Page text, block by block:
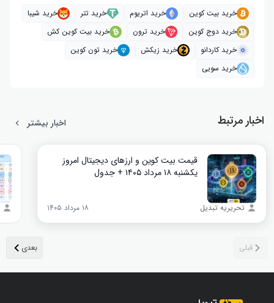
خرید بیت کوین خرید اتریوم خرید تتر
خرید شیبا
خرید دوج کوین
خرید ترون
خرید بیت کوین کش
خرید کاردانو
خرید زیکش
خرید تون کوین
خرید سویی
اخبار مرتبط اخبار بیشتر
قیمت بیت کوین و ارز‌های دیجیتال امروز
یکشنبه ۱۸ مرداد ۱۴۰۵ + جدول
تحریریه تبدیل ۱۸ مرداد ۱۴۰۵